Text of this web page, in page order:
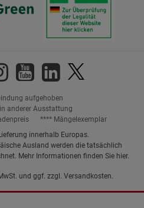
aufgehoben
anderer Ausstattung
**** Mängelexemplar
innerhalb Europas.
Ausland werden die tatsächlich
Mehr Informationen finden Sie hier.
und ggf. zzgl. Versandkosten.